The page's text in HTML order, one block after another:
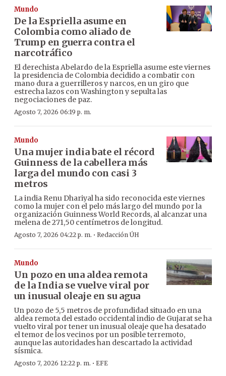
Mundo
De la Espriella asume en
Colombia como aliado de
Trump en guerra contra el
narcotráfico
El derechista Abelardo de la Espriella asume este viernes
la presidencia de Colombia decidido a combatir con
mano dura a guerrilleros y narcos, en un giro que
estrecha lazos con Washington y sepulta las
negociaciones de paz.
Agosto 7, 2026 06:19 p. m.
Mundo
Una mujer india bate el récord
Guinness de la cabellera más
larga del mundo con casi 3
metros
La india Renu Dhariyal ha sido reconocida este viernes
como la mujer con el pelo más largo del mundo por la
organización Guinness World Records, al alcanzar una
melena de 271,50 centímetros de longitud.
Agosto 7, 2026 04:22 p. m. · Redacción ÚH
Mundo
Un pozo en una aldea remota
de la India se vuelve viral por
un inusual oleaje en su agua
Un pozo de 5,5 metros de profundidad situado en una
aldea remota del estado occidental indio de Gujarat se ha
vuelto viral por tener un inusual oleaje que ha desatado
el temor de los vecinos por un posible terremoto,
aunque las autoridades han descartado la actividad
sísmica.
Agosto 7, 2026 12:22 p. m. · EFE